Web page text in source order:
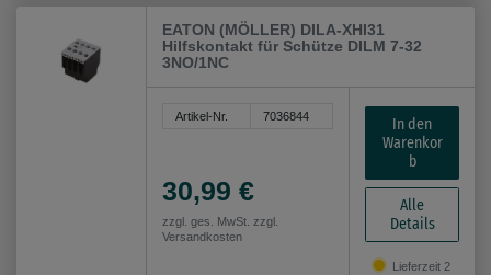
EATON (MÖLLER) DILA-XHI31
Hilfskontakt für Schütze DILM 7-32
3NO/1NC
Artikel-Nr. 7036844
30,99 €
zzgl. ges. MwSt. zzgl.
Versandkosten
In den
Warenkor
b
Alle
Details
Lieferzeit 2